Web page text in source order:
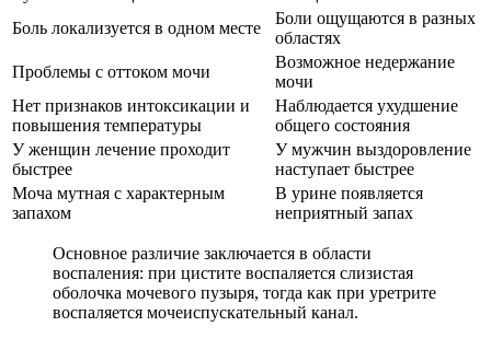
Боль локализуется в одном месте
Боли ощущаются в разных
областях
Проблемы с оттоком мочи
Возможное недержание
мочи
Нет признаков интоксикации и
повышения температуры
Наблюдается ухудшение
общего состояния
У женщин лечение проходит
быстрее
У мужчин выздоровление
наступает быстрее
Моча мутная с характерным
запахом
В урине появляется
неприятный запах
Основное различие заключается в области
воспаления: при цистите воспаляется слизистая
оболочка мочевого пузыря, тогда как при уретрите
воспаляется мочеиспускательный канал.